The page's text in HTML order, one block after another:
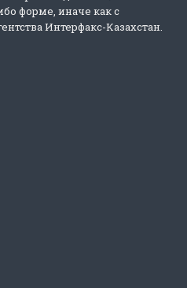
форме, иначе как с
Интерфакс-Казахстан.